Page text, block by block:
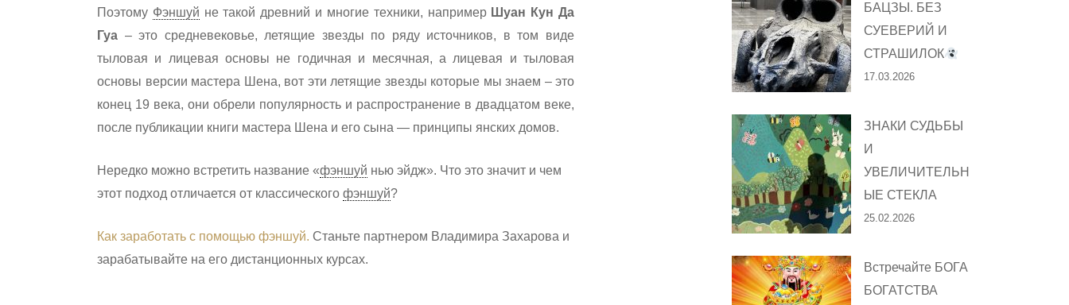
Поэтому Фэншуй не такой древний и многие техники, например Шуан Кун Да
Гуа – это средневековье, летящие звезды по ряду источников, в том виде
тыловая и лицевая основы не годичная и месячная, а лицевая и тыловая
основы версии мастера Шена, вот эти летящие звезды которые мы знаем – это
конец 19 века, они обрели популярность и распространение в двадцатом веке,
после публикации книги мастера Шена и его сына — принципы янских домов.
Нередко можно встретить название «фэншуй нью эйдж». Что это значит и чем
этот подход отличается от классического фэншуй?
Как заработать с помощью фэншуй. Станьте партнером Владимира Захарова и
зарабатывайте на его дистанционных курсах.
БАЦЗЫ. БЕЗ
СУЕВЕРИЙ И
СТРАШИЛОК
17.03.2026
ЗНАКИ СУДЬБЫ
И
УВЕЛИЧИТЕЛЬН
ЫЕ СТЕКЛА
25.02.2026
Встречайте БОГА
БОГАТСТВА